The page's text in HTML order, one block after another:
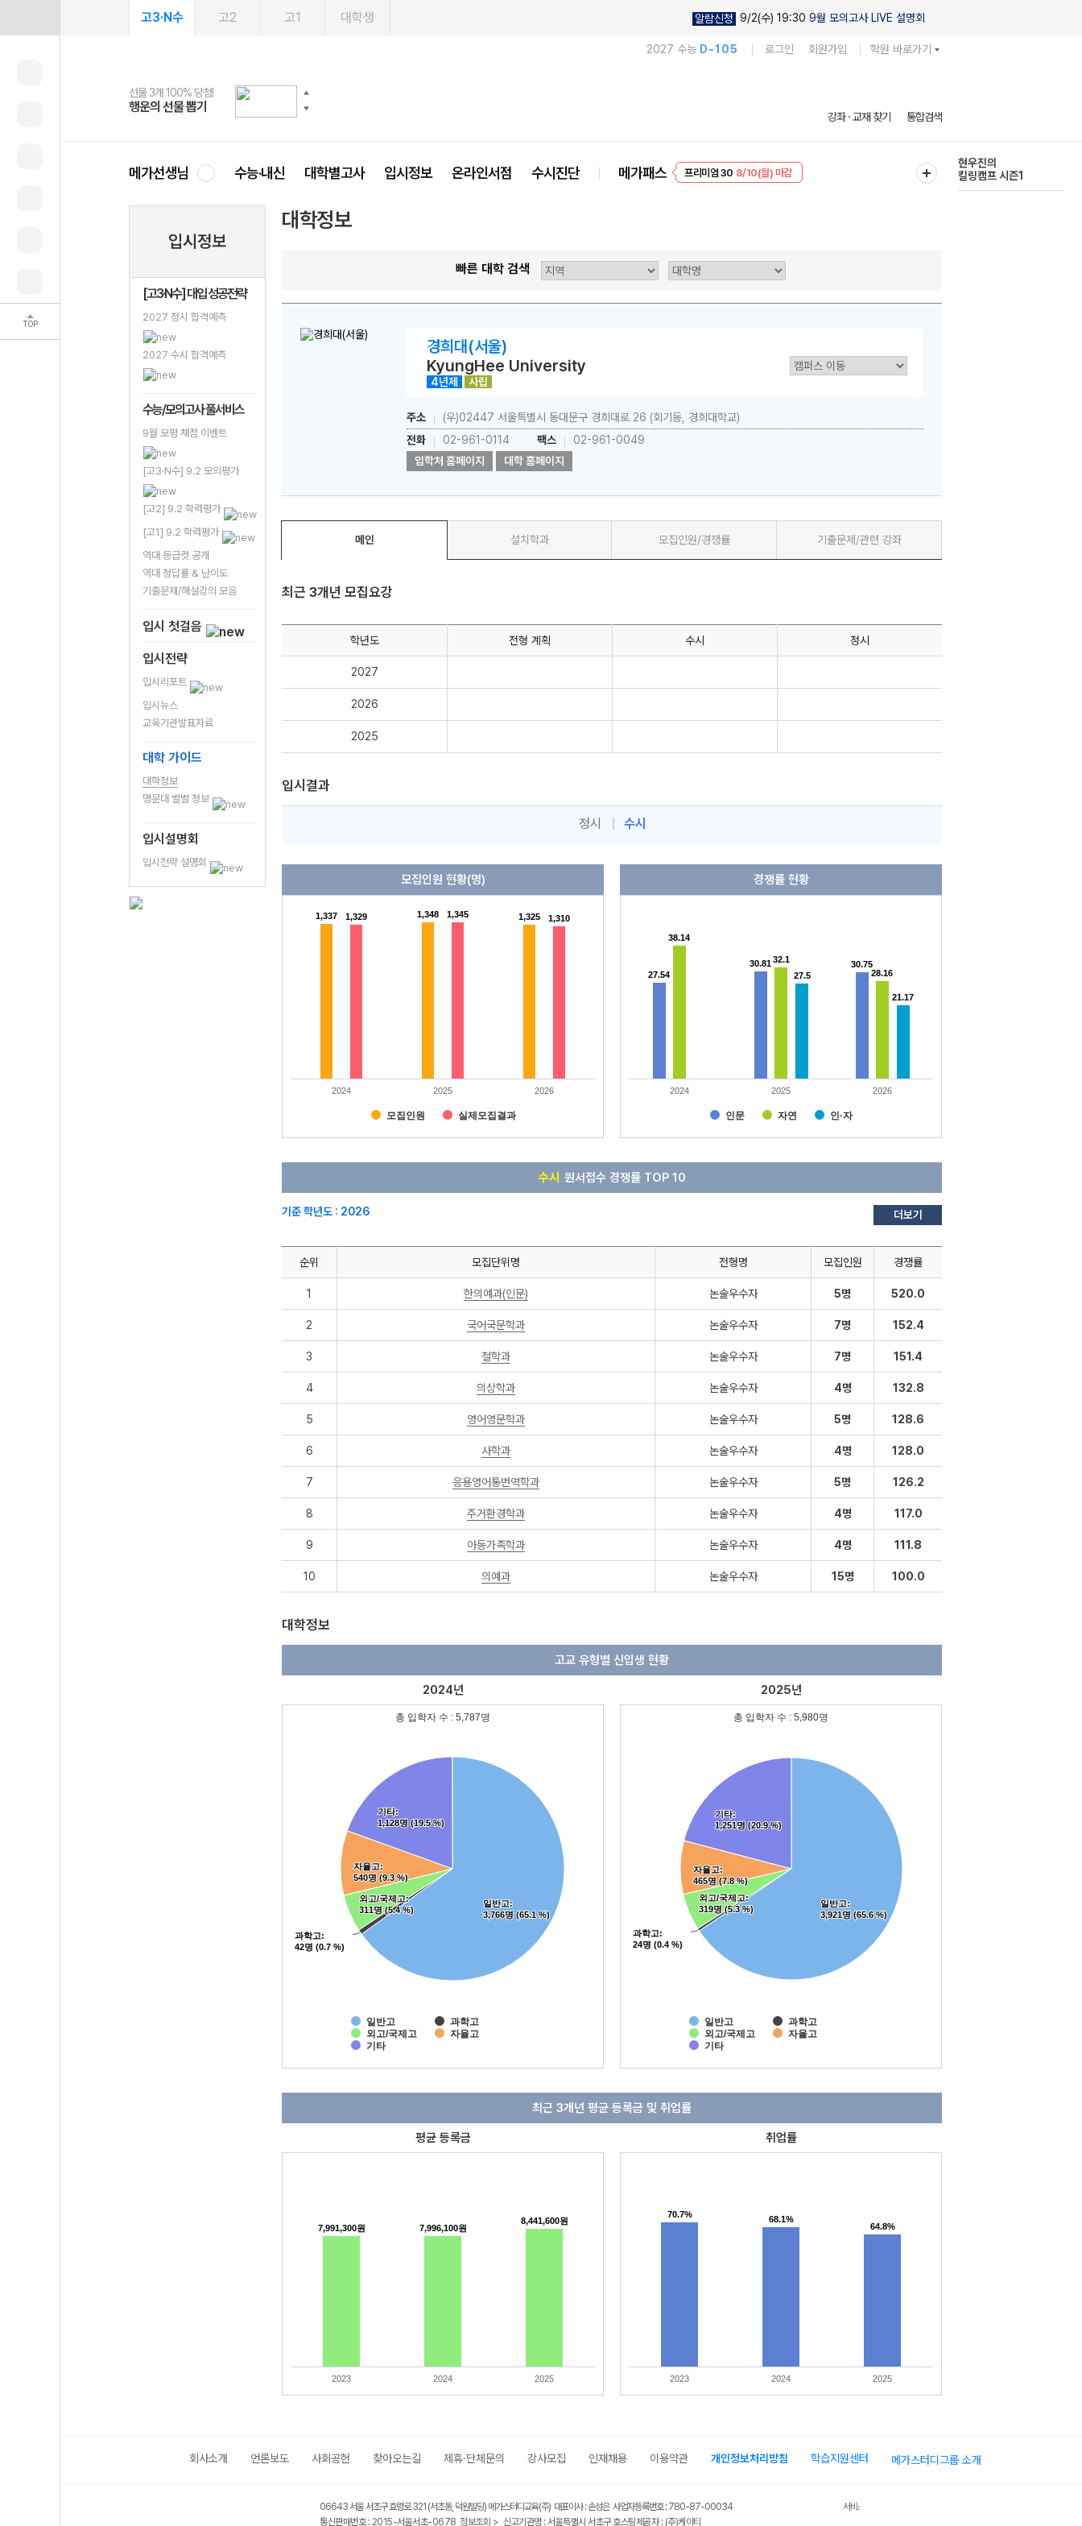
TOP
고3·N수 고2 고1 대학생 알람신청 9/2(수) 19:30 9월 모의고사 LIVE 설명회
2027 수능 D-105 로그인 회원가입 학원 바로가기
선물 3개 100% 당첨!
행운의 선물 뽑기
선물 100% 증정!
메가스터디 X 올리브
여름방학 스터디 캐시백
메가런 썸머스쿨
2027 러셀 단과
강사 공개선발
스마트러닝앱
설문 EVENT
메가패스
3일 무료 체험권
메가패스 수강생 무료혜택!
메가클럽 멤버십
사회공헌 캠페인
희망이룸 메가나눔
강좌 · 교재 찾기 통합검색
메가선생님 수능·내신 대학별고사 입시정보 온라인서점 수시진단 메가패스
프리미엄 30 8/10(월) 마감
현우진의
킬링캠프 시즌1
입시정보
[고3·N수] 대입 성공전략
2027 정시 합격예측
2027 수시 합격예측
수능/모의고사 풀서비스
9월 모평 채점 이벤트
[고3·N수] 9.2 모의평가
[고2] 9.2 학력평가
[고1] 9.2 학력평가
역대 등급컷 공개
역대 정답률 & 난이도
기출문제/해설강의 모음
입시 첫걸음
입시전략
입시리포트
입시뉴스
교육기관발표자료
대학 가이드
대학정보
명문대 별별 정보
입시설명회
입시전략 설명회
대학정보
빠른 대학 검색
경희대(서울)
KyungHee University
4년제 사립
주소
(우)02447 서울특별시 동대문구 경희대로 26 (회기동, 경희대학교)
전화
02-961-0114 팩스
02-961-0049
입학처 홈페이지
대학 홈페이지
메인 설치학과 모집인원/경쟁률 기출문제/관련 강좌
최근 3개년 모집요강
학년도 전형 계획 수시 정시
2027
운
2026
운
2025
운
입시결과
정시 수시
모집인원 현황(명)
1,337
1,337 1,348
1,348 1,325
1,325
1,329
1,329 1,345
1,345 1,310
1,310
모집인원 실제모집결과
2024 2025 2026
경쟁률 현황
27.54
27.54
30.81
30.81 30.75
30.75
38.14
38.14
32.1
32.1
28.16
28.16
27.5
27.5
21.17
21.17
인문 자연 인·자
2024 2025 2026
수시 원서접수 경쟁률 TOP 10
기준 학년도 : 2026 더보기
순위 모집단위명 전형명 모집인원 경쟁률
1 한의예과(인문) 논술우수자 5명 520.0
2 국어국문학과 논술우수자 7명 152.4
3 철학과 논술우수자 7명 151.4
4 의상학과 논술우수자 4명 132.8
5 영어영문학과 논술우수자 5명 128.6
6 사학과 논술우수자 4명 128.0
7 응용영어통번역학과 논술우수자 5명 126.2
8 주거환경학과 논술우수자 4명 117.0
9 아동가족학과 논술우수자 4명 111.8
10 의예과 논술우수자 15명 100.0
대학정보
고교 유형별 신입생 현황
2025년
총 입학자 수 : 5,980명
일반고:
3,921명 (65.6 %)
일반고:
3,921명 (65.6 %)
과학고:
24명 (0.4 %)
과학고:
24명 (0.4 %)
외고/국제고:
319명 (5.3 %)
외고/국제고:
319명 (5.3 %)
자율고:
465명 (7.8 %)
자율고:
465명 (7.8 %)
기타:
1,251명 (20.9 %)
기타:
1,251명 (20.9 %)
일반고
과학고
외고/국제고
자율고
기타
2024년
총 입학자 수 : 5,787명
일반고:
3,766명 (65.1 %)
일반고:
3,766명 (65.1 %)
과학고:
42명 (0.7 %)
과학고:
42명 (0.7 %)
외고/국제고:
311명 (5.4 %)
외고/국제고:
311명 (5.4 %)
자율고:
540명 (9.3 %)
자율고:
540명 (9.3 %)
기타:
1,128명 (19.5 %)
기타:
1,128명 (19.5 %)
일반고
과학고
외고/국제고
자율고
기타
최근 3개년 평균 등록금 및 취업률
평균 등록금
7,991,300원
7,991,300원 7,996,100원
7,996,100원
8,441,600원
8,441,600원
2023 2024 2025
취업률
70.7%
70.7% 68.1%
68.1%
64.8%
64.8%
2023 2024 2025
회사소개 언론보도 사회공헌 찾아오는길 제휴·단체문의 강사모집 인재채용 이용약관 개인정보처리방침 학습지원센터 메가스터디그룹 소개
06643 서울 서초구 효령로 321 (서초동, 덕원빌딩) 메가스터디교육(주) 대표이사 : 손성은 사업자등록번호 : 780-87-00034
통신판매번호 : 2015-서울서초-0678 정보조회 > 신고기관명 : 서울특별시 서초구 호스팅제공자 : (주)케이티
서비스 가입사실 확인